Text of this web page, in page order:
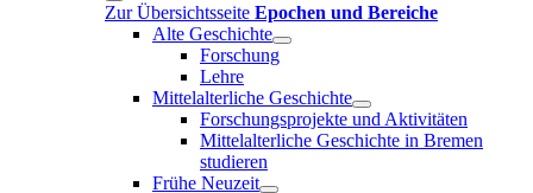
Zur Übersichtsseite Epochen und Bereiche
Alte Geschichte
Forschung
Lehre
Mittelalterliche Geschichte
Forschungsprojekte und Aktivitäten
Mittelalterliche Geschichte in Bremen
studieren
Frühe Neuzeit